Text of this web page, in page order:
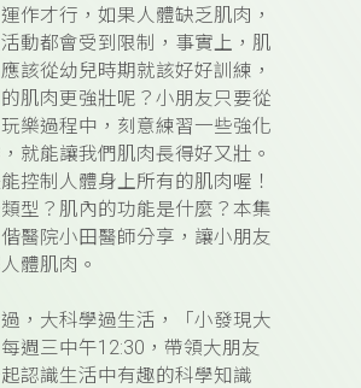
作才行，如果人體缺乏肌肉，
動都會受到限制，事實上，肌
該從幼兒時期就該好好訓練，
肌肉更強壯呢？小朋友只要從
樂過程中，刻意練習一些強化
就能讓我們肌肉長得好又壯。
控制人體身上所有的肌肉喔！
型？肌內的功能是什麼？本集
醫院小田醫師分享，讓小朋友
體肌肉。
，大科學過生活，
「小發現大
週三中午12:30，帶領大朋友
認識生活中有趣的科學知識